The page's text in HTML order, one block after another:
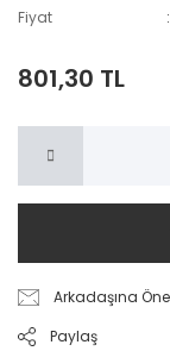
Fiyat
801,30 TL
Arkadaşına
Paylaş